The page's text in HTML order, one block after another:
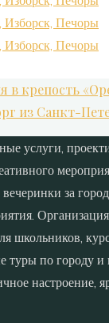
в крепость
из Санкт-
услуги,
за
школьников,
туры по городу и
настроение,